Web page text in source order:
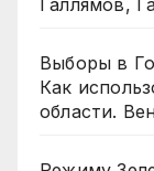
Галлямов,
Выборы в
Как
области.